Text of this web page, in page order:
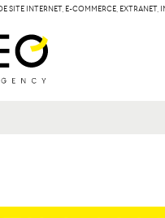
SITE INTERNET, E-COMMERCE, EXTRANET,